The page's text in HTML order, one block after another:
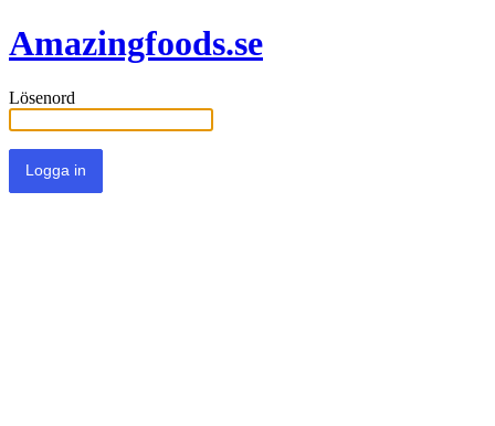
Amazingfoods.se
Lösenord